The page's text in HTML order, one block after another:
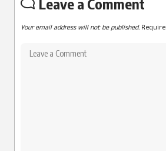
Leave a Comment
Your email address will not be published.